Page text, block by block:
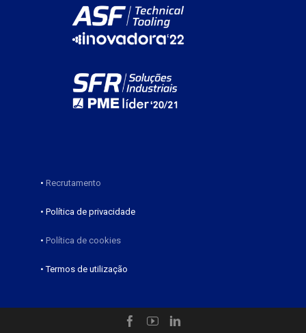
• Recrutamento
• Política de privacidade
• Política de cookies
• Termos de utilização